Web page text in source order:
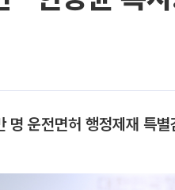
운전면허 행정제재 특별